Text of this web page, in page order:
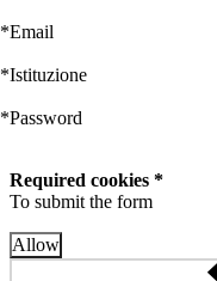
*Email
*Istituzione
*Password
Required cookies *
To submit the form
Allow